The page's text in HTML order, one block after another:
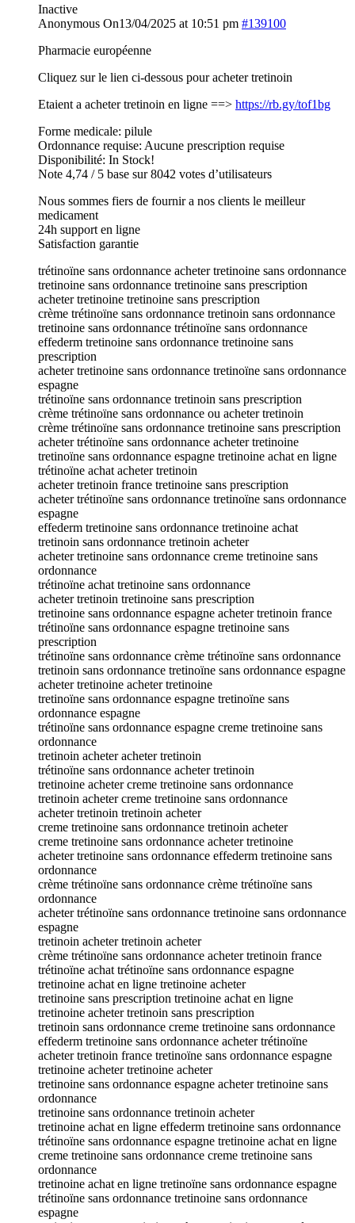
Inactive
Anonymous On13/04/2025 at 10:51 pm #139100
Pharmacie européenne
Cliquez sur le lien ci-dessous pour acheter tretinoin
Etaient a acheter tretinoin en ligne ==> https://rb.gy/tof1bg
Forme medicale: pilule
Ordonnance requise: Aucune prescription requise
Disponibilité: In Stock!
Note 4,74 / 5 base sur 8042 votes d’utilisateurs
Nous sommes fiers de fournir a nos clients le meilleur
medicament
24h support en ligne
Satisfaction garantie
trétinoïne sans ordonnance acheter tretinoine sans ordonnance
tretinoine sans ordonnance tretinoine sans prescription
acheter tretinoine tretinoine sans prescription
crème trétinoïne sans ordonnance tretinoin sans ordonnance
tretinoine sans ordonnance trétinoïne sans ordonnance
effederm tretinoine sans ordonnance tretinoine sans
prescription
acheter tretinoine sans ordonnance tretinoïne sans ordonnance
espagne
trétinoïne sans ordonnance tretinoin sans prescription
crème trétinoïne sans ordonnance ou acheter tretinoin
crème trétinoïne sans ordonnance tretinoine sans prescription
acheter trétinoïne sans ordonnance acheter tretinoine
tretinoïne sans ordonnance espagne tretinoine achat en ligne
trétinoïne achat acheter tretinoin
acheter tretinoin france tretinoine sans prescription
acheter trétinoïne sans ordonnance tretinoïne sans ordonnance
espagne
effederm tretinoine sans ordonnance tretinoine achat
tretinoin sans ordonnance tretinoin acheter
acheter tretinoine sans ordonnance creme tretinoine sans
ordonnance
trétinoïne achat tretinoine sans ordonnance
acheter tretinoin tretinoine sans prescription
tretinoine sans ordonnance espagne acheter tretinoin france
trétinoïne sans ordonnance espagne tretinoine sans
prescription
trétinoïne sans ordonnance crème trétinoïne sans ordonnance
tretinoin sans ordonnance tretinoïne sans ordonnance espagne
acheter tretinoine acheter tretinoine
tretinoïne sans ordonnance espagne tretinoïne sans
ordonnance espagne
trétinoïne sans ordonnance espagne creme tretinoine sans
ordonnance
tretinoin acheter acheter tretinoin
trétinoïne sans ordonnance acheter tretinoin
tretinoine acheter creme tretinoine sans ordonnance
tretinoin acheter creme tretinoine sans ordonnance
acheter tretinoin tretinoin acheter
creme tretinoine sans ordonnance tretinoin acheter
creme tretinoine sans ordonnance acheter tretinoine
acheter tretinoine sans ordonnance effederm tretinoine sans
ordonnance
crème trétinoïne sans ordonnance crème trétinoïne sans
ordonnance
acheter trétinoïne sans ordonnance tretinoine sans ordonnance
espagne
tretinoin acheter tretinoin acheter
crème trétinoïne sans ordonnance acheter tretinoin france
trétinoïne achat trétinoïne sans ordonnance espagne
tretinoine achat en ligne tretinoine acheter
tretinoine sans prescription tretinoine achat en ligne
tretinoine acheter tretinoin sans prescription
tretinoin sans ordonnance creme tretinoine sans ordonnance
effederm tretinoine sans ordonnance acheter trétinoïne
acheter tretinoin france tretinoïne sans ordonnance espagne
tretinoine acheter tretinoine acheter
tretinoine sans ordonnance espagne acheter tretinoine sans
ordonnance
tretinoine sans ordonnance tretinoin acheter
tretinoine achat en ligne effederm tretinoine sans ordonnance
trétinoïne sans ordonnance espagne tretinoine achat en ligne
creme tretinoine sans ordonnance creme tretinoine sans
ordonnance
tretinoine achat en ligne tretinoïne sans ordonnance espagne
trétinoïne sans ordonnance tretinoine sans ordonnance
espagne